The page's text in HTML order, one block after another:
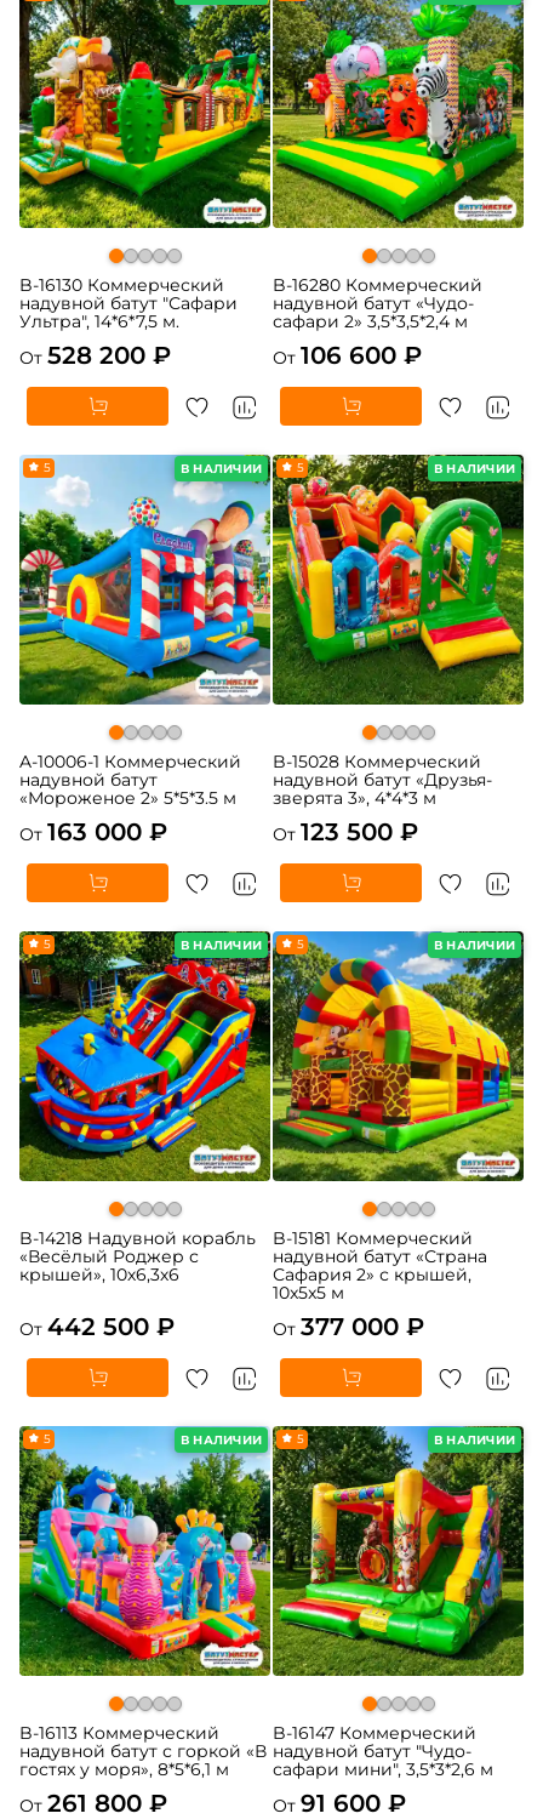
B-16130 Коммерческий
надувной батут "Сафари
Ультра", 14*6*7,5 м.
От 528 200 ₽
B-16280 Коммерческий
надувной батут «Чудо-
сафари 2» 3,5*3,5*2,4 м
От 106 600 ₽
В НАЛИЧИИ
5
A-10006-1 Коммерческий
надувной батут
«Мороженое 2» 5*5*3.5 м
От 163 000 ₽
В НАЛИЧИИ
5
B-15028 Коммерческий
надувной батут «Друзья-
зверята 3», 4*4*3 м
От 123 500 ₽
В НАЛИЧИИ
5
B-14218 Надувной корабль
«Весёлый Роджер с
крышей», 10х6,3х6
От 442 500 ₽
В НАЛИЧИИ
5
B-15181 Коммерческий
надувной батут «Страна
Сафария 2» с крышей,
10x5x5 м
От 377 000 ₽
В НАЛИЧИИ
5
B-16113 Коммерческий
надувной батут с горкой «В
гостях у моря», 8*5*6,1 м
От 261 800 ₽
В НАЛИЧИИ
5
B-16147 Коммерческий
надувной батут "Чудо-
сафари мини", 3,5*3*2,6 м
От 91 600 ₽